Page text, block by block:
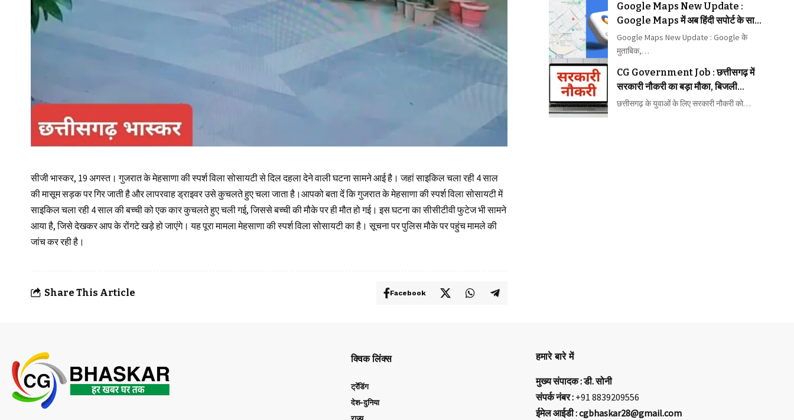
सीजी भास्कर, 19 अगस्त। गुजरात के मेहसाणा की स्पर्श विला सोसायटी से दिल दहला देने वाली घटना सामने आई है। जहां साइकिल चला रही 4 साल
की मासूम सड़क पर गिर जाती है और लापरवाह ड्राइवर उसे कुचलते हुए चला जाता है।आपको बता दें कि गुजरात के मेहसाणा की स्पर्श विला सोसायटी में
साइकिल चला रही 4 साल की बच्ची को एक कार कुचलते हुए चली गई, जिससे बच्ची की मौके पर ही मौत हो गई। इस घटना का सीसीटीवी फुटेज भी सामने
आया है, जिसे देखकर आप के रोंगटे खड़े हो जाएंगे। यह पूरा मामला मेहसाणा की स्पर्श विला सोसायटी का है। सूचना पर पुलिस मौके पर पहुंच मामले की
जांच कर रही है।
Share This Article Facebook
Google Maps New Update :
Google Maps में अब हिंदी सपोर्ट के साथ
मिलेगा बेहतर नेविगेशन
Google Maps New Update : Google के
मुताबिक,…
CG Government Job : छत्तीसगढ़ में
सरकारी नौकरी का बड़ा मौका, बिजली
कंपनियों में पहली बार 1235 पदों पर भर्ती
छत्तीसगढ़ के युवाओं के लिए सरकारी नौकरी को…
क्विक लिंक्स
ट्रेंडिंग
देश-दुनिया
हमारे बारे में
मुख्य संपादक : डी. सोनी
संपर्क नंबर : +91 8839209556
ईमेल आईडी : cgbhaskar28@gmail.com